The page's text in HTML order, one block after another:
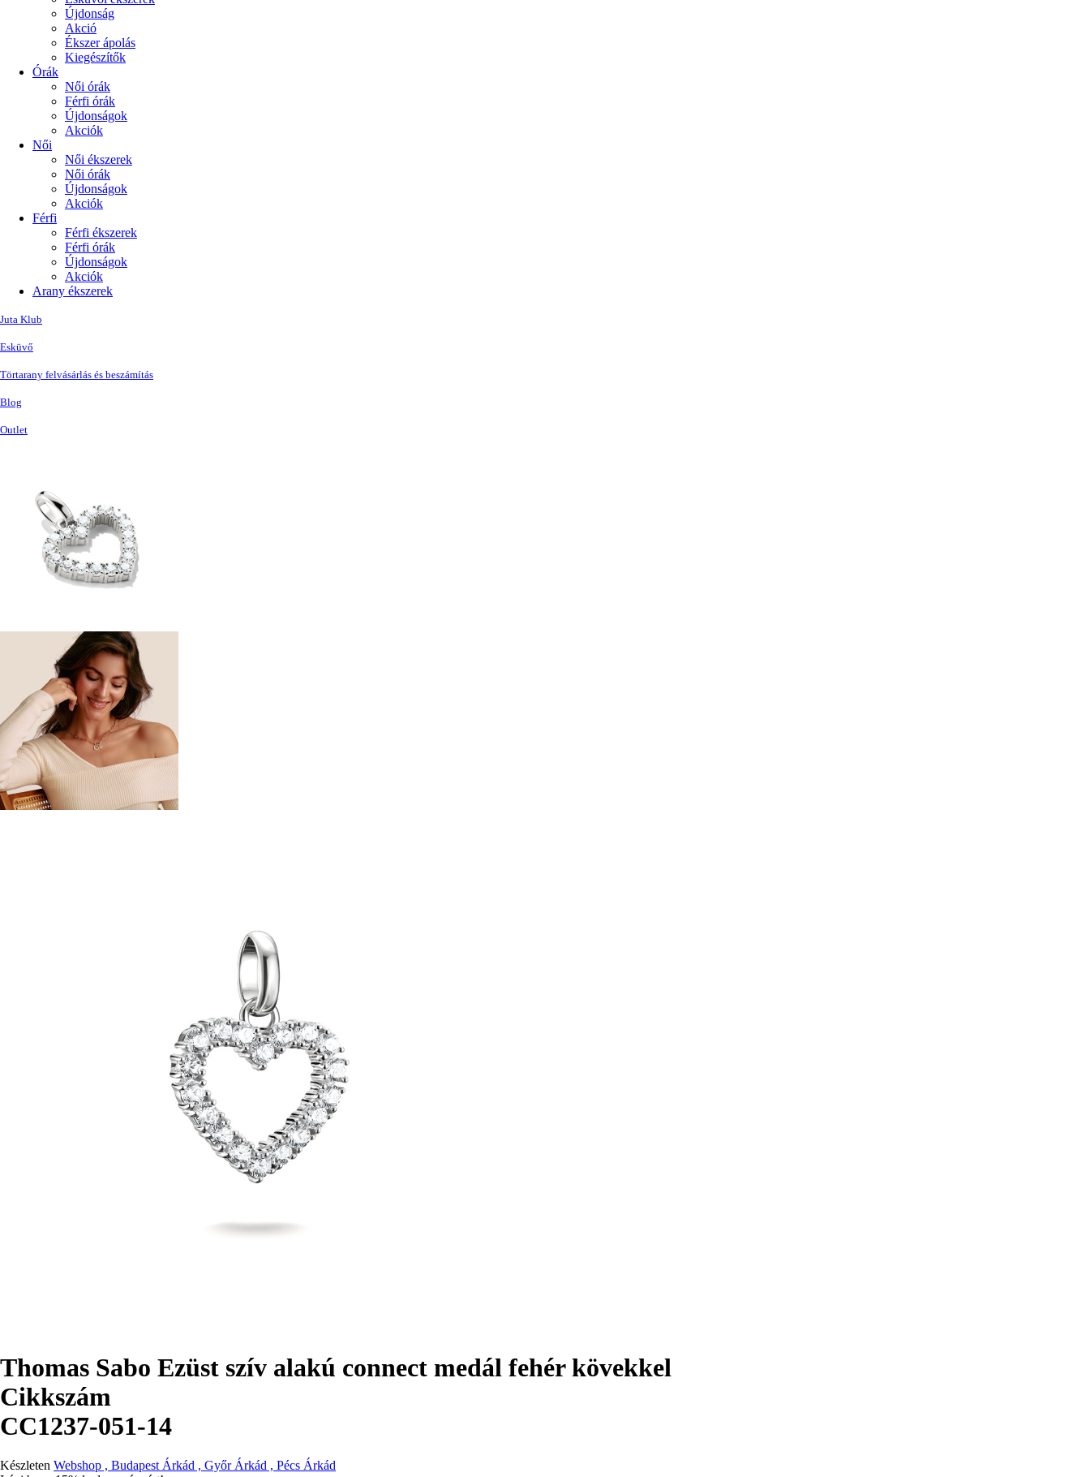
Újdonság
Akció
Ékszer ápolás
Kiegészítők
Órák
Női órák
Férfi órák
Újdonságok
Akciók
Női
Női ékszerek
Női órák
Újdonságok
Akciók
Férfi
Férfi ékszerek
Férfi órák
Újdonságok
Akciók
Arany ékszerek
Juta Klub
Esküvő
Törtarany felvásárlás és beszámítás
Blog
Outlet
Thomas Sabo Ezüst szív alakú connect medál fehér kövekkel
Cikkszám
CC1237-051-14
Készleten Webshop , Budapest Árkád , Győr Árkád , Pécs Árkád